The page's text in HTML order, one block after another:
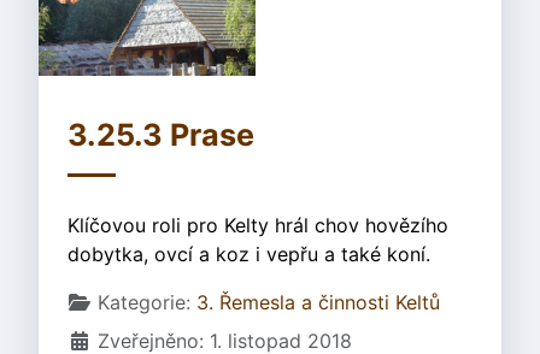
3.25.3 Prase
Klíčovou roli pro Kelty hrál chov hovězího
dobytka, ovcí a koz i vepřu a také koní.
Základní údaje
Kategorie: 3. Řemesla a činnosti Keltů
Zveřejněno: 1. listopad 2018